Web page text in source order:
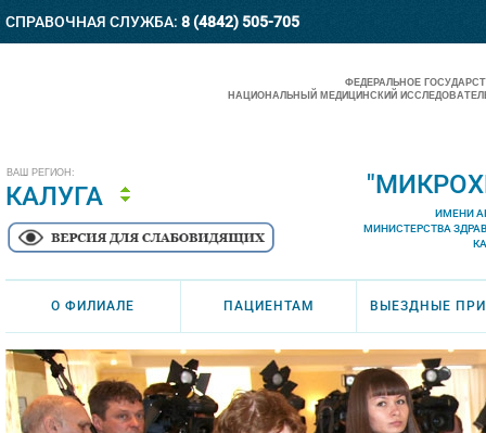
СПРАВОЧНАЯ СЛУЖБА: 8 (4842) 505-705
ВАШ РЕГИОН:
КАЛУГА
ФЕДЕРАЛЬНОЕ
НАЦИОНАЛЬНЫЙ МЕДИЦИНСКИЙ
ИМЕНИ
МИНИСТЕРСТВА
О ФИЛИАЛЕ ПАЦИЕНТАМ ВЫЕЗДНЫЕ